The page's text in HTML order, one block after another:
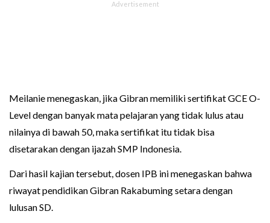
Meilanie menegaskan, jika Gibran memiliki sertifikat GCE O-
Level dengan banyak mata pelajaran yang tidak lulus atau
nilainya di bawah 50, maka sertifikat itu tidak bisa
disetarakan dengan ijazah SMP Indonesia.
Dari hasil kajian tersebut, dosen IPB ini menegaskan bahwa
riwayat pendidikan Gibran Rakabuming setara dengan
lulusan SD.